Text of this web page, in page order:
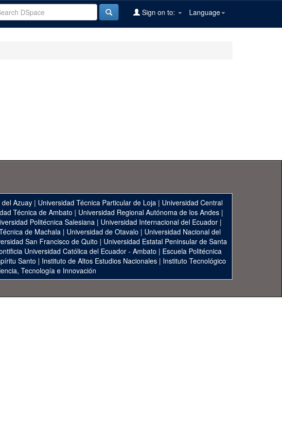
Language
Sign on to:
Azuay | Universidad Técnica Particular de Loja | Universidad Central
Técnica de Ambato | Universidad Regional Autónoma de los Andes|
Politécnica Salesiana| Universidad Internacional del Ecuador|
de Machala | Universidad de Otavalo | Universidad Nacional del
San Francisco de Quito | Universidad Estatal Peninsular de Santa
Universidad Católica del Ecuador - Ambato | Escuela Politécnica
Santo | Instituto de Altos Estudios Nacionales | Instituto Tecnológico
Tecnología e Innovación